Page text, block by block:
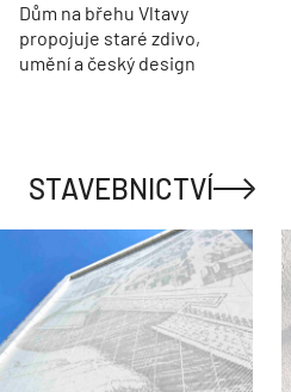
Dům na břehu Vltavy
propojuje staré zdivo,
umění a český design
STAVEBNICTVÍ